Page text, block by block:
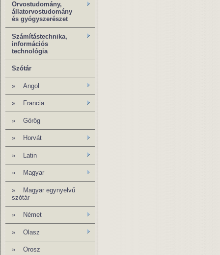
Orvostudomány,
állatorvostudomány
és gyógyszerészet
Számítástechnika,
információs
technológia
Szótár
» Angol
» Francia
» Görög
» Horvát
» Latin
» Magyar
»
Magyar egynyelvű
szótár
» Német
» Olasz
» Orosz